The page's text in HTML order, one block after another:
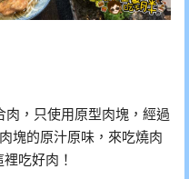
肉，只使用原型肉塊，經過
塊的原汁原味，來吃燒肉
吃好肉！